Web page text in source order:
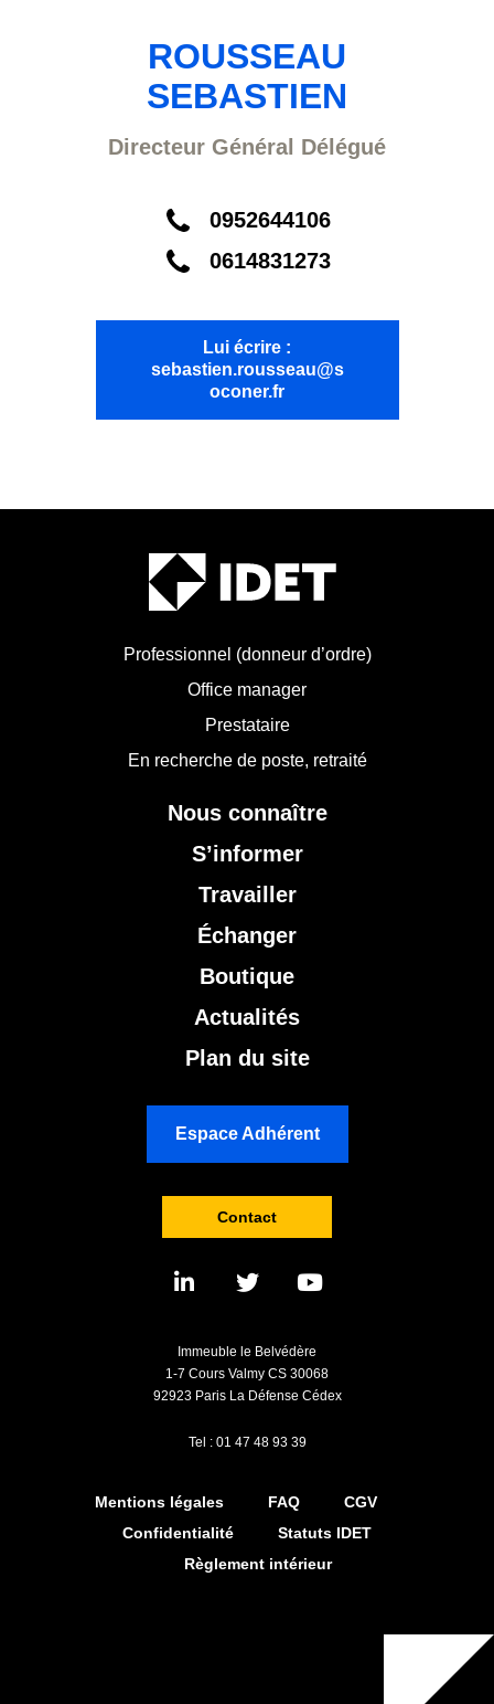
ROUSSEAU
SEBASTIEN
Directeur Général Délégué
0952644106
0614831273
Lui écrire :
sebastien.rousseau@s
oconer.fr
Professionnel (donneur d’ordre)
Office manager
Prestataire
En recherche de poste, retraité
Nous connaître
S’informer
Travailler
Échanger
Boutique
Actualités
Plan du site
Espace Adhérent
Contact
Immeuble le Belvédère
1-7 Cours Valmy CS 30068
92923 Paris La Défense Cédex
Tel : 01 47 48 93 39
Mentions légales FAQ
CGV
Confidentialité
Statuts IDET
Règlement intérieur